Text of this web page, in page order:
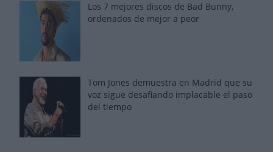
Los 7 mejores discos de Bad Bunny,
ordenados de mejor a peor
Tom Jones demuestra en Madrid que su
voz sigue desafiando implacable el paso
del tiempo